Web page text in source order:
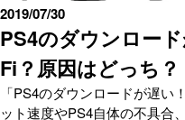
PS4のダウンロー
Fi？原因はどっち？
2019/07/30
「PS4のダウンロードが遅
ット速度やPS4自体の不具合